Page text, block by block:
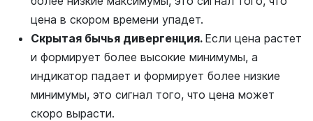
цена в скором времени упадет.
Скрытая бычья дивергенция. Если цена растет
и формирует более высокие минимумы, а
индикатор падает и формирует более низкие
минимумы, это сигнал того, что цена может
скоро вырасти.